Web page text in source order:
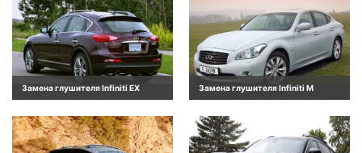
Замена глушителя Infiniti EX Замена глушителя Infiniti M